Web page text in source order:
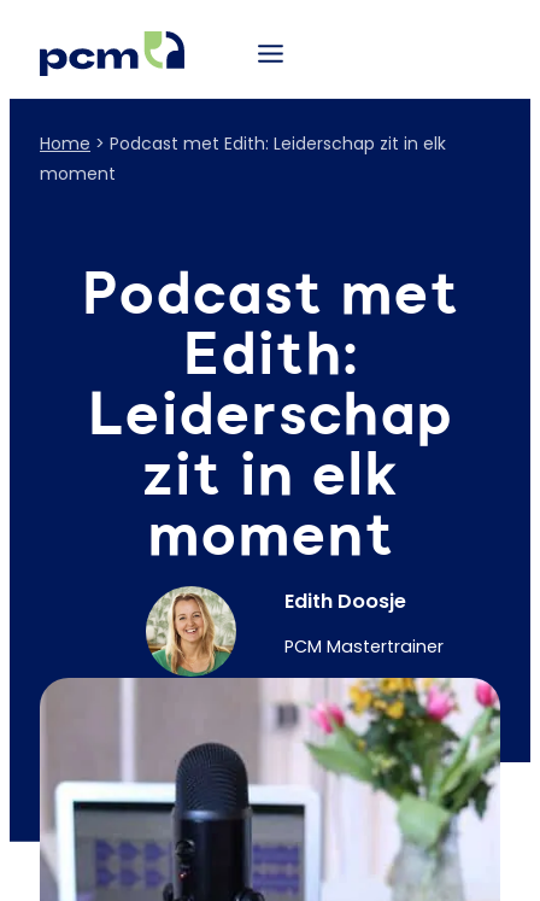
Home > Podcast met Edith: Leiderschap zit in elk
moment
Podcast met
Edith:
Leiderschap
zit in elk
moment
Edith Doosje
PCM Mastertrainer